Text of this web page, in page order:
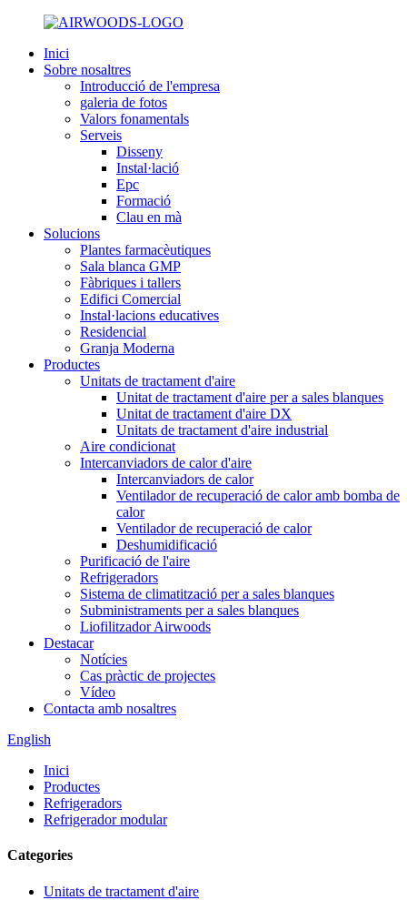
Inici
Sobre nosaltres
Introducció de l'empresa
galeria de fotos
Valors fonamentals
Serveis
Disseny
Instal·lació
Epc
Formació
Clau en mà
Solucions
Plantes farmacèutiques
Sala blanca GMP
Fàbriques i tallers
Edifici Comercial
Instal·lacions educatives
Residencial
Granja Moderna
Productes
Unitats de tractament d'aire
Unitat de tractament d'aire per a sales blanques
Unitat de tractament d'aire DX
Unitats de tractament d'aire industrial
Aire condicionat
Intercanviadors de calor d'aire
Intercanviadors de calor
Ventilador de recuperació de calor amb bomba de
calor
Ventilador de recuperació de calor
Deshumidificació
Purificació de l'aire
Refrigeradors
Sistema de climatització per a sales blanques
Subministraments per a sales blanques
Liofilitzador Airwoods
Destacar
Notícies
Cas pràctic de projectes
Vídeo
Contacta amb nosaltres
English
Inici
Productes
Refrigeradors
Refrigerador modular
Categories
Unitats de tractament d'aire